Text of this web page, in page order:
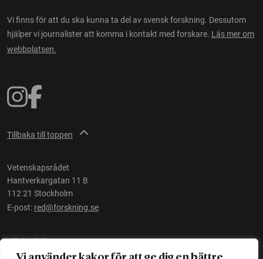
Vi finns för att du ska kunna ta del av svensk forskning. Dessutom
hjälper vi journalister att komma i kontakt med forskare. Läs mer om
webbplatsen.
Tillbaka till toppen
Vetenskapsrådet
Hantverkargatan 11 B
112 21 Stockholm
E-post: red@forskning.se
Tillgänglighet